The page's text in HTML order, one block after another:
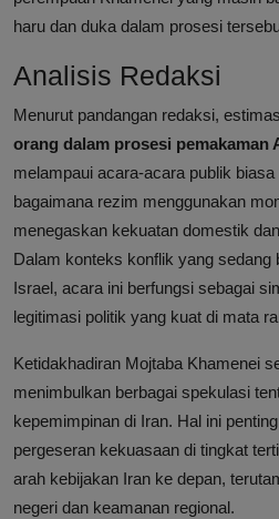
haru dan duka dalam prosesi
Analisis Redaksi
Menurut pandangan redaksi,
orang dalam prosesi pemakaman
melampaui acara-acara publik
bagaimana rezim menggunakan
menegaskan kekuatan domestik
Dalam konteks konflik yang sedang
Israel, acara ini berfungsi sebagai
legitimasi politik yang kuat di mata
Ketidakhadiran Mojtaba Khamenei
menimbulkan berbagai spekulasi
kepemimpinan di Iran. Hal ini
pergeseran kekuasaan di tingkat
arah kebijakan Iran ke depan,
negeri dan keamanan regional.